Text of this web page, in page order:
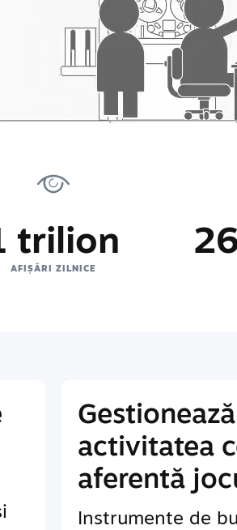
trilion
AFIȘĂRI ZILNICE
activitatea
aferentă
Instrumente de